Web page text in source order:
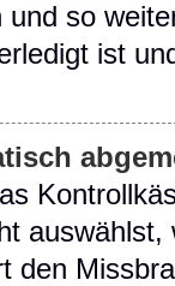
so
ist
den